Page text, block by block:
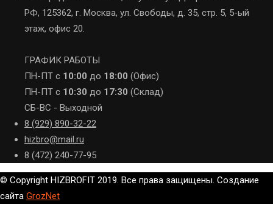
РФ, 125362, г. Москва, ул. Свободы, д. 35, стр. 5, 5-ый
этаж, офис 20.
ГРАФИК РАБОТЫ
ПН-ПТ с 10:00 до 18:00 (Офис)
ПН-ПТ с 10:30 до 17:30 (Склад)
СБ-ВС - Выходной
8 (929) 890-32-22
hizbro@mail.ru
8 (472) 240-77-95
© Copyright HIZBROFIT 2019. Все права защищены. Создание
сайта GrozNet